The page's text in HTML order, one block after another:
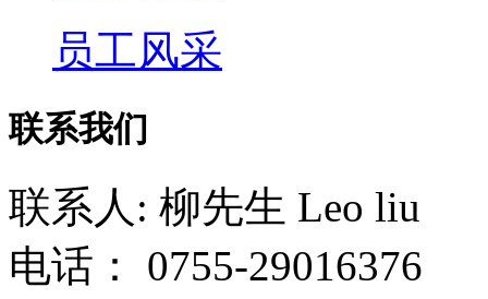
员工风采
联系我们
联系人: 柳先生 Leo liu
电话： 0755-29016376